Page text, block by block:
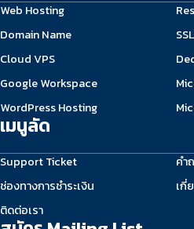
Web Hosting
Domain Name
Cloud VPS
Google Workspace
WordPress Hosting
เมนูลัด
Support Ticket
ช่องทางการชำระเงิน
ติดต่อเรา
คำ
เกี่